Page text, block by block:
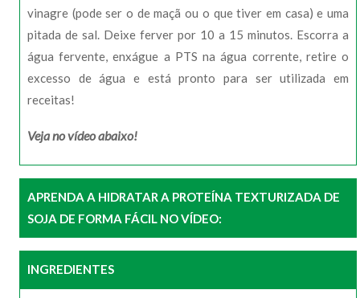
vinagre (pode ser o de maçã ou o que tiver em casa) e uma
pitada de sal. Deixe ferver por 10 a 15 minutos. Escorra a
água fervente, enxágue a PTS na água corrente, retire o
excesso de água e está pronto para ser utilizada em
receitas!
Veja no vídeo abaixo!
APRENDA A HIDRATAR A PROTEÍNA TEXTURIZADA DE
SOJA DE FORMA FÁCIL NO VÍDEO:
INGREDIENTES